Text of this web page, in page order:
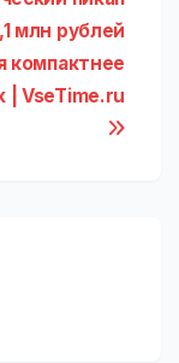
млн рублей
компактнее
| VseTime.ru